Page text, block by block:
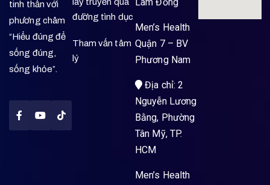
tinh thần với
phương châm
“Hiểu đúng để
sống đúng,
sống khỏe”.
đường tình dục
Tham vấn tâm
lý
Men’s Health
Quận 7 – BV
Phương Nam
Địa chỉ: 2
Nguyễn Lương
Bằng, Phường
Tân Mỹ, TP.
HCM
Men’s Health